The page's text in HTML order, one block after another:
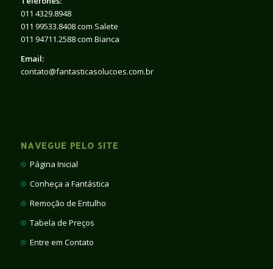
011 4329.8948
011 99533.8408 com Salete
011 94711.2588 com Bianca
Email:
contato@fantasticasolucoes.com.br
NAVEGUE PELO SITE
Página Inicial
Conheça a Fantástica
Remoção de Entulho
Tabela de Preços
Entre em Contato